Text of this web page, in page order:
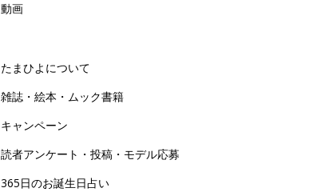
動画
たまひよについて
雑誌・絵本・ムック書籍
キャンペーン
読者アンケート・投稿・モデル応募
365日のお誕生日占い